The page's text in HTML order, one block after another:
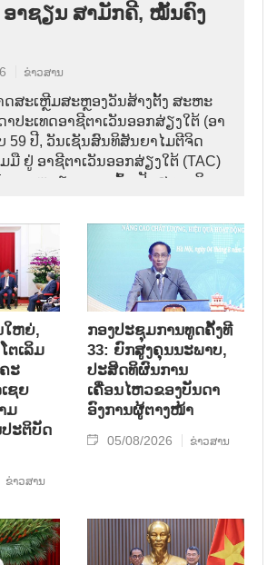
າຊຽນ ສາມັກຄີ, ໝັ້ນຄົງ
ຂ່າວສານ
ດສະເຫຼີມສະຫຼອງວັນສ້າງຕັ້ງ ສະຫະ
ປະເທດອາຊີຕາເວັນອອກສ່ຽງໃຕ້ (ອາ
59 ປີ, ວັນເຊັນສົນທິສັນຍາໄມຕີຈິດ
ມື ຢູ່ ອາຊີຕາເວັນອອກສ່ຽງໃຕ້ (TAC)
ແລະ ຫວຽດນາມ ເຂົ້າເປັນສະມາຊິກ
ໃຫຍ່,
ຕເລິມ
ະ
ຊຍ
ມ
ະຕິບັດ
ຂ່າວສານ
ກອງປະຊຸມການທູດຄັ້ງທີ
33: ຍົກສູງຄຸນນະພາບ,
ປະສິດທິຜົນການ
ເຄື່ອນໄຫວຂອງບັນດາ
ອົງການຜູ້ຕາງໜ້າ
05/08/2026 ຂ່າວສານ